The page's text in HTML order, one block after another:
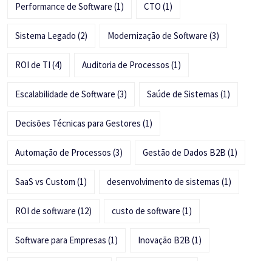
Performance de Software (1) CTO (1)
Sistema Legado (2) Modernização de Software (3)
ROI de TI (4) Auditoria de Processos (1)
Escalabilidade de Software (3) Saúde de Sistemas (1)
Decisões Técnicas para Gestores (1)
Automação de Processos (3) Gestão de Dados B2B (1)
SaaS vs Custom (1) desenvolvimento de sistemas (1)
ROI de software (12) custo de software (1)
Software para Empresas (1) Inovação B2B (1)